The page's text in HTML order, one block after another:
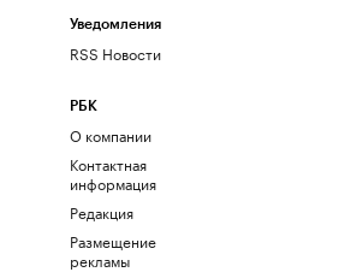
Уведомления
RSS Новости
РБК
О компании
Контактная
информация
Редакция
Размещение
рекламы